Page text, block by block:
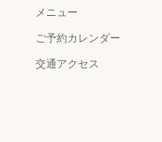
メニュー
ご予約カレンダー
交通アクセス